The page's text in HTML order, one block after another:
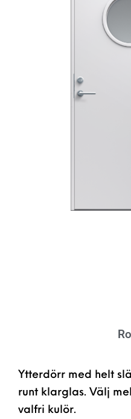
Ytterdörr med helt
runt klarglas. Välj
valfri kulör.